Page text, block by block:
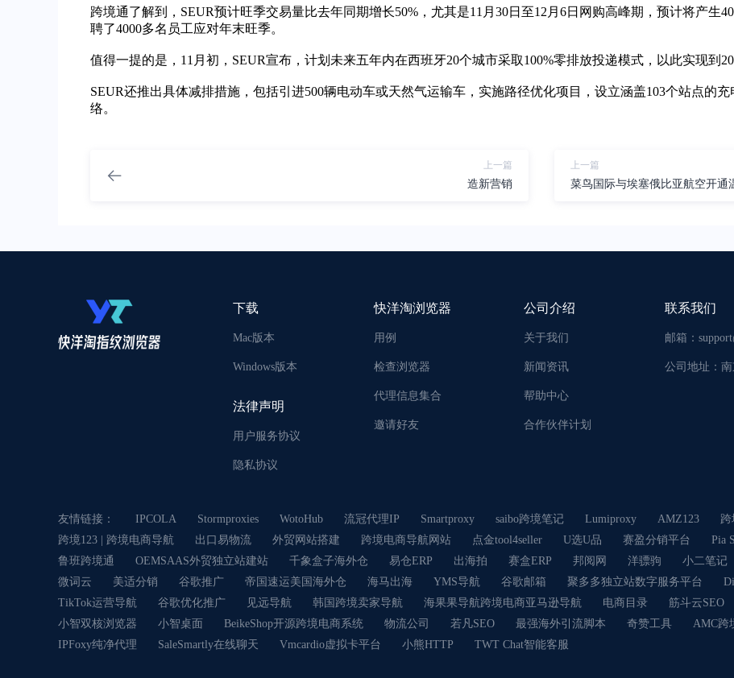
跨境通了解到，SEUR预计旺季交易量比去年同期增长50%，尤其是11月30日至12月6日网购高峰期，预计将产生
聘了4000多名员工应对年末旺季。
值得一提的是，11月初，SEUR宣布，计划未来五年内在西班牙20个城市采取100%零排放投递模式，以此实现到
SEUR还推出具体减排措施，包括引进500辆电动车或天然气运输车，实施路径优化项目，设立涵盖103个站点的
络。
上一篇
造新营销
上一篇
菜鸟国际与埃塞俄比亚航空开通
下载
Mac版本
Windows版本
法律声明
用户服务协议
隐私协议
快洋淘浏览器
用例
检查浏览器
代理信息集合
邀请好友
公司介绍
关于我们
新闻资讯
帮助中心
合作伙伴计划
联系我们
邮箱：
公司地址：
友情链接： IPCOLA Stormproxies WotoHub 流冠代理IP Smartproxy saibo跨境笔记 Lumiproxy AMZ123
跨境123 | 跨境电商导航
出口易物流 外贸网站搭建 跨境电商导航网站 点金tool4seller U选U品 赛盈分销平台 Pia
鲁班跨境通
OEMSAAS外贸独立站建站 千象盒子海外仓 易仓ERP 出海拍 赛盒ERP 邦阅网 洋骠驹 小二笔记
微词云
美适分销 谷歌推广 帝国速运美国海外仓 海马出海 YMS导航 谷歌邮箱 聚多多独立站数字服务平台
TikTok运营导航
谷歌优化推广 见远导航 韩国跨境卖家导航 海果果导航跨境电商亚马逊导航 电商目录 筋斗云SEO
小智双核浏览器
小智桌面 BeikeShop开源跨境电商系统 物流公司 若凡SEO 最强海外引流脚本 奇赞工具 AMC跨
IPFoxy纯净代理
SaleSmartly在线聊天 Vmcardio虚拟卡平台 小熊HTTP TWT Chat智能客服